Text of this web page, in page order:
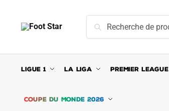
navigation
content
pour :
Recherche
LIGUE 1 LA LIGA PREMIER LEAGUE
COUPE DU MONDE 2026